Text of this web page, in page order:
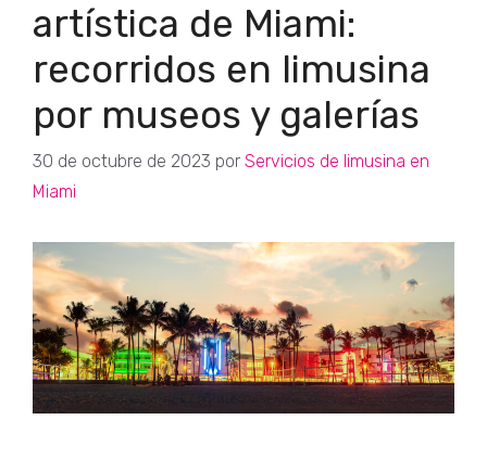
artística de Miami:
recorridos en limusina
por museos y galerías
30 de octubre de 2023 por Servicios de limusina en
Miami